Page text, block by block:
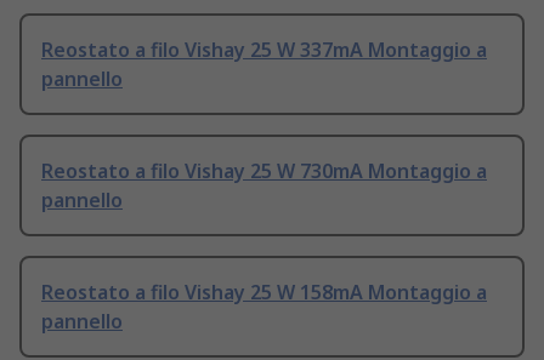
Reostato a filo Vishay 25 W 337mA Montaggio a
pannello
Reostato a filo Vishay 25 W 730mA Montaggio a
pannello
Reostato a filo Vishay 25 W 158mA Montaggio a
pannello